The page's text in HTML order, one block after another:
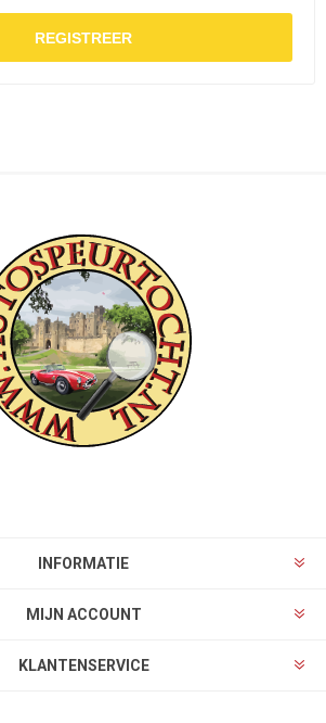
REGISTREER
INFORMATIE
MIJN ACCOUNT
KLANTENSERVICE